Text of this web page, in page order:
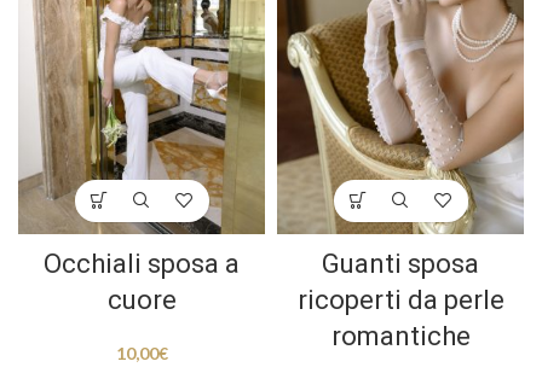
Occhiali sposa a
cuore
10,00€
Guanti sposa
ricoperti da perle
romantiche